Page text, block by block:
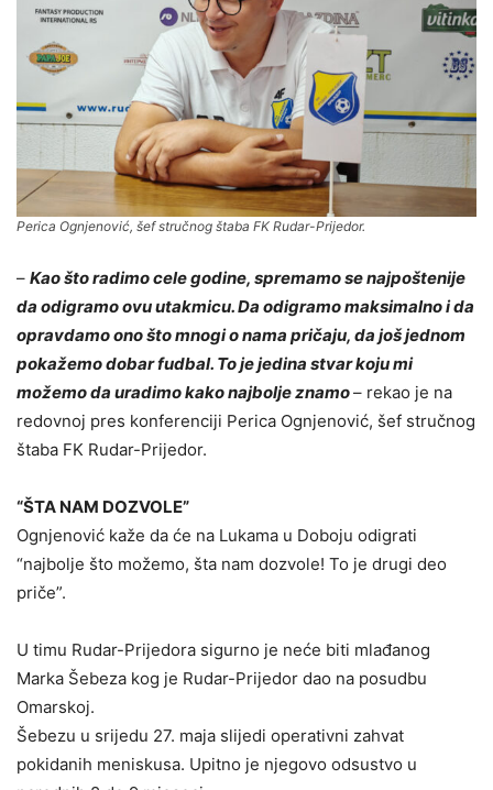
Perica Ognjenović, šef stručnog štaba FK Rudar-Prijedor.
– Kao što radimo cele godine, spremamo se najpoštenije
da odigramo ovu utakmicu. Da odigramo maksimalno i da
opravdamo ono što mnogi o nama pričaju, da još jednom
pokažemo dobar fudbal. To je jedina stvar koju mi
možemo da uradimo kako najbolje znamo– rekao je na
redovnoj pres konferenciji Perica Ognjenović, šef stručnog
štaba FK Rudar-Prijedor.
“ŠTA NAM DOZVOLE”
Ognjenović kaže da će na Lukama u Doboju odigrati
“najbolje što možemo, šta nam dozvole! To je drugi deo
priče”.
U timu Rudar-Prijedora sigurno je neće biti mlađanog
Marka Šebeza kog je Rudar-Prijedor dao na posudbu
Omarskoj.
Šebezu u srijedu 27. maja slijedi operativni zahvat
pokidanih meniskusa. Upitno je njegovo odsustvo u